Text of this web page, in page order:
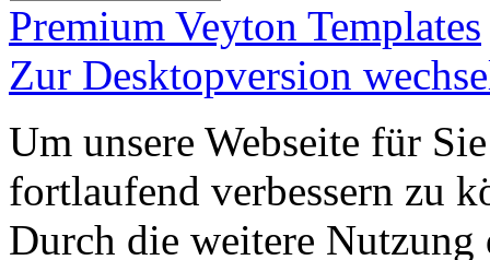
Premium Veyton Templates
Zur Desktopversion
Um unsere Webseite für
fortlaufend verbessern zu
Durch die weitere Nutzung